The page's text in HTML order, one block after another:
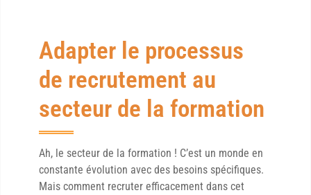
Adapter le processus
de recrutement au
secteur de la formation
Ah, le secteur de la formation ! C’est un monde en
constante évolution avec des besoins spécifiques.
Mais comment recruter efficacement dans cet